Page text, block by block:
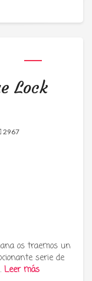
Lock
2967
os traemos un
serie de
Leer más